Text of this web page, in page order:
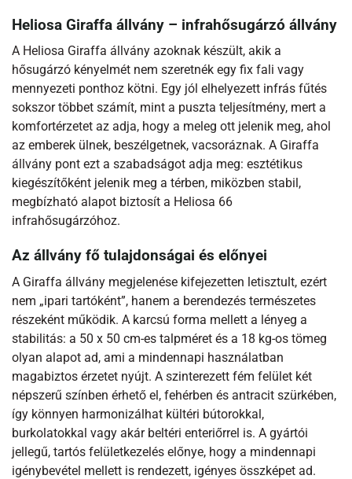
Heliosa Giraffa állvány – infrahősugárzó állvány
A Heliosa Giraffa állvány azoknak készült, akik a
hősugárzó kényelmét nem szeretnék egy fix fali vagy
mennyezeti ponthoz kötni. Egy jól elhelyezett infrás fűtés
sokszor többet számít, mint a puszta teljesítmény, mert a
komfortérzetet az adja, hogy a meleg ott jelenik meg, ahol
az emberek ülnek, beszélgetnek, vacsoráznak. A Giraffa
állvány pont ezt a szabadságot adja meg: esztétikus
kiegészítőként jelenik meg a térben, miközben stabil,
megbízható alapot biztosít a Heliosa 66
infrahősugárzóhoz.
Az állvány fő tulajdonságai és előnyei
A Giraffa állvány megjelenése kifejezetten letisztult, ezért
nem „ipari tartóként”, hanem a berendezés természetes
részeként működik. A karcsú forma mellett a lényeg a
stabilitás: a 50 x 50 cm-es talpméret és a 18 kg-os tömeg
olyan alapot ad, ami a mindennapi használatban
magabiztos érzetet nyújt. A szinterezett fém felület két
népszerű színben érhető el, fehérben és antracit szürkében,
így könnyen harmonizálhat kültéri bútorokkal,
burkolatokkal vagy akár beltéri enteriőrrel is. A gyártói
jellegű, tartós felületkezelés előnye, hogy a mindennapi
igénybevétel mellett is rendezett, igényes összképet ad.